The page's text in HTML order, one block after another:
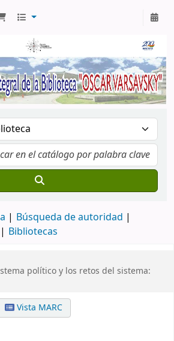
Búsqueda de autoridad
Bibliotecas
político y los retos del sistema:
Vista MARC